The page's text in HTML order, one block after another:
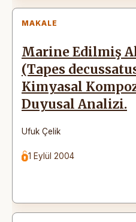
MAKALE
Marine Edilmiş
(Tapes
Kimyasal
Duyusal Analizi.
Ufuk Çelik
1 Eylül 2004